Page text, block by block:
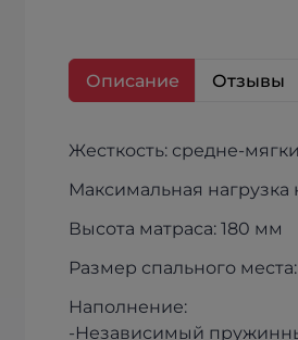
Описание Отзывы
Жесткость: средне-
Максимальная нагрузка
Высота матраса: 180 мм
Размер спального
Наполнение:
-Независимый